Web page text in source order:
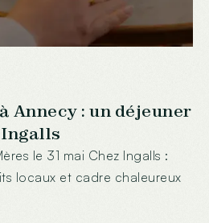
Annecy : un déjeuner
le 31 mai Chez Ingalls :
locaux et cadre chaleureux